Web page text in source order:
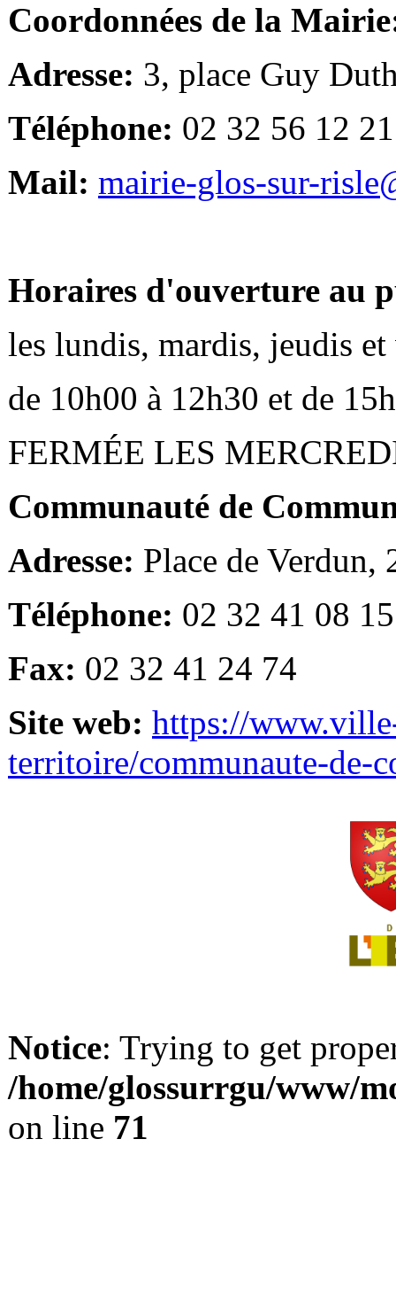
Coordonnées de la
Adresse: 3, place Guy
Téléphone: 02 32 56 12 21
Mail: mairie-glos-sur-
Horaires d'ouverture au
les lundis, mardis, jeudis et
de 10h00 à 12h30 et de
FERMÉE LES
Communauté de
Adresse: Place de Verdun,
Téléphone: 02 32 41 08 15
Fax: 02 32 41 24 74
Site web: https://
territoire/communaute-de-
Notice: Trying to get
/home/glossurrgu/www/
on line 71